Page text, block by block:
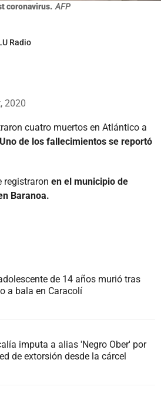
coronavirus. AFP
Radio
2020
cuatro muertos en Atlántico a
Uno de los fallecimientos se reportó
registraron en el municipio de
Baranoa.
de 14 años murió tras
a bala en Caracolí
imputa a alias 'Negro Ober' por
de extorsión desde la cárcel